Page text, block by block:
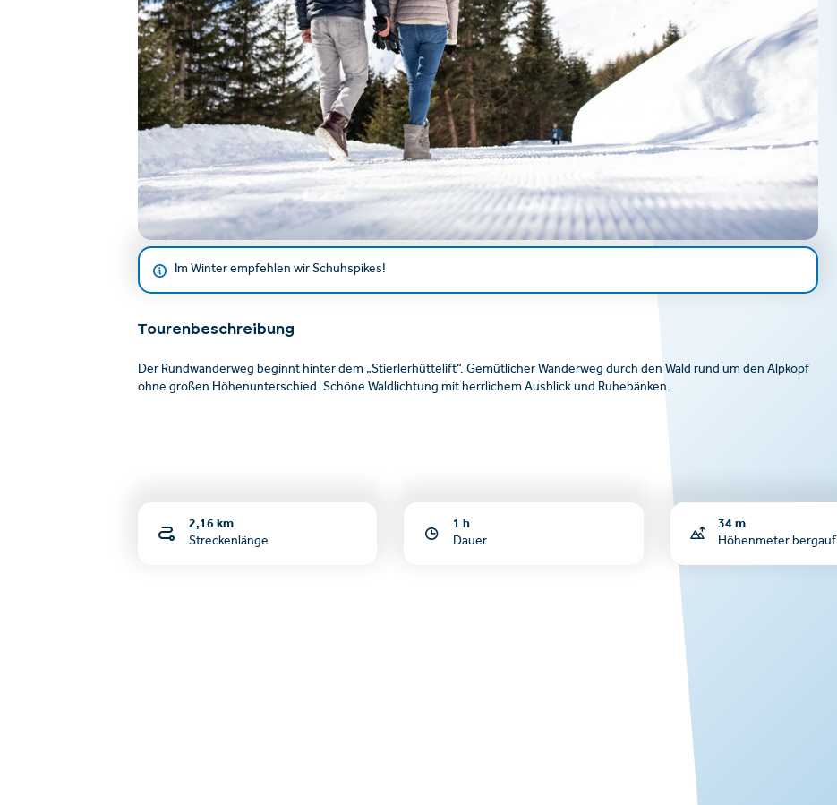
Im Winter empfehlen wir Schuhspikes!
Tourenbeschreibung
Der Rundwanderweg beginnt hinter dem „Stierlerhüttelift“. Gemütlicher Wanderweg durch den Wald rund um den Alpkopf
ohne großen Höhenunterschied. Schöne Waldlichtung mit herrlichem Ausblick und Ruhebänken.
2,16 km
Streckenlänge
1 h
Dauer
34 m
Höhenmeter bergauf